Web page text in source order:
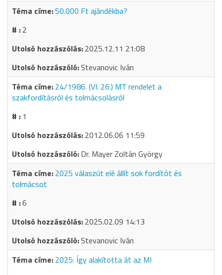
50.000 Ft ajándékba?
2
2025.12.11 21:08
Stevanovic Iván
24/1986. (VI. 26.) MT rendelet a
szakfordításról és tolmácsolásról
1
2012.06.06 11:59
Dr. Mayer Zoltán György
2025 válaszút elé állít sok fordítót és
tolmácsot
6
2025.02.09 14:13
Stevanovic Iván
2025: Így alakította át az MI